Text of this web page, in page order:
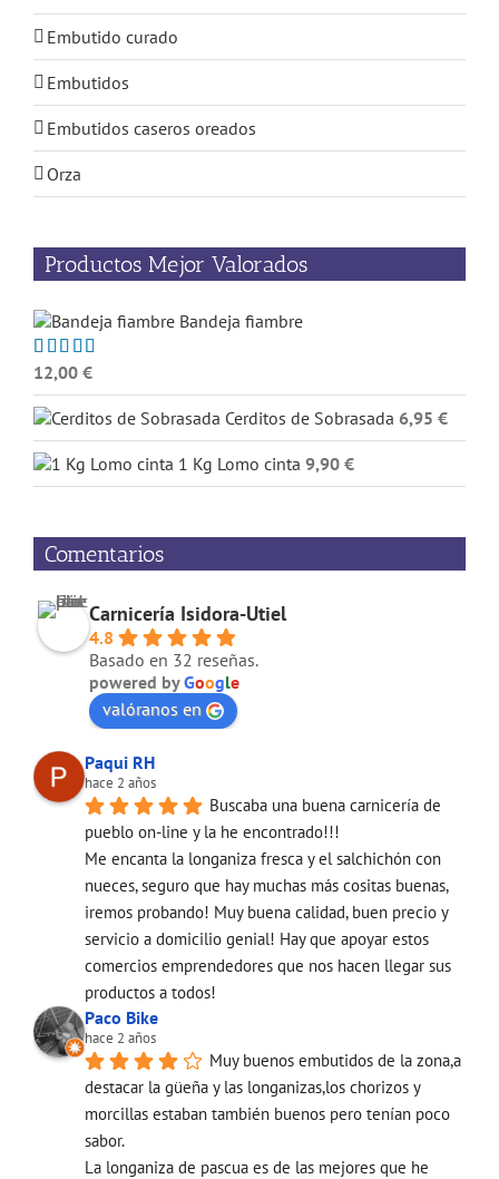
Embutido curado
Embutidos
Embutidos caseros oreados
Orza
Productos Mejor Valorados
Bandeja fiambre
Valorado
con5.00de
5
12,00 €
Cerditos de Sobrasada 6,95 €
1 Kg Lomo cinta 9,90 €
Comentarios
Carnicería Isidora-Utiel
4.8
Basado en 32 reseñas.
powered byGoogle
valóranos en
Paqui RH
hace 2 años
Buscaba una buena carnicería de
pueblo on-line y la he encontrado!!!
Me encanta la longaniza fresca y el salchichón con
nueces, seguro que hay muchas más cositas buenas,
iremos probando! Muy buena calidad, buen precio y
servicio a domicilio genial! Hay que apoyar estos
comercios emprendedores que nos hacen llegar sus
productos a todos!
Paco Bike
hace 2 años
Muy buenos embutidos de la zona,a
destacar la güeña y las longanizas,los chorizos y
morcillas estaban también buenos pero tenían poco
sabor.
La longaniza de pascua es de las mejores que he